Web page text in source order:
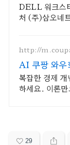
DELL 워크스
처 (주)삼오네
http://
AI 쿠팡 와우
복잡한 경제
하세요. 이론
29